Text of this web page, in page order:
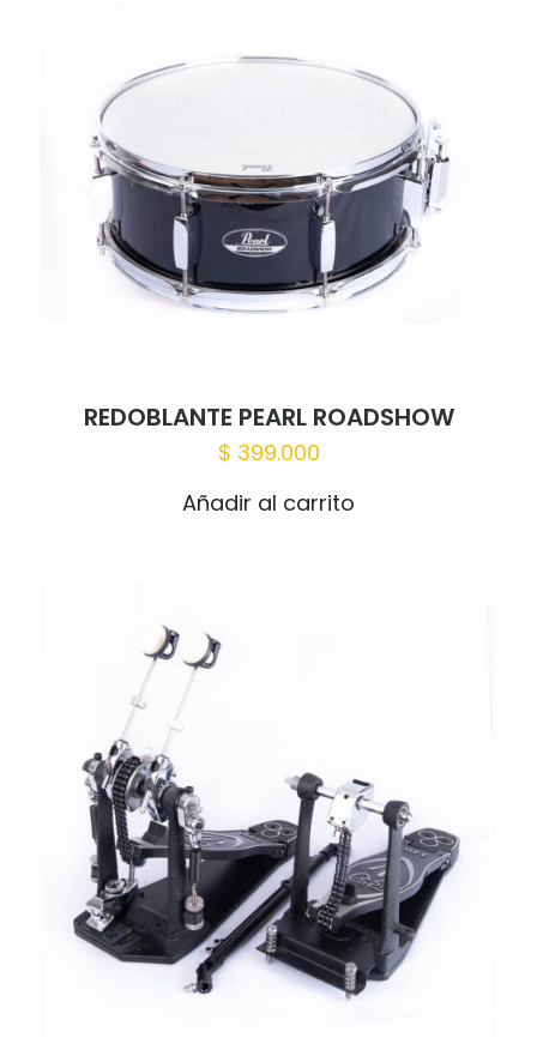
REDOBLANTE PEARL ROADSHOW
$ 399.000
Añadir al carrito